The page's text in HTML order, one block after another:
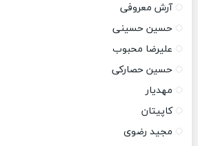
آرش معروفی
حسین حسینی
علیرضا محبوب
حسین حصارکی
مهدیار
کاپیتان
مجید رضوی